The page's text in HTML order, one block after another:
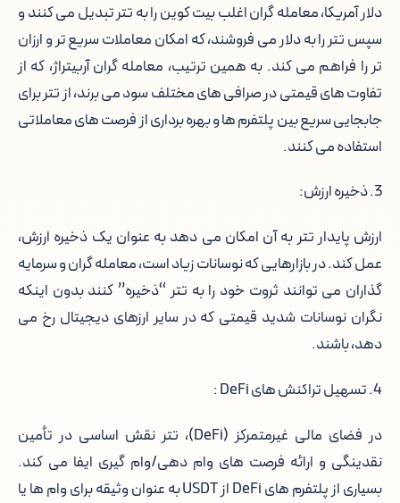
دلار آمریکا، معامله گران اغلب بیت کوین را به تتر تبدیل می کنند و
سپس تتر را به دلار می فروشند، که امکان معاملات سریع تر و ارزان
تر را فراهم می کند. به همین ترتیب، معامله گران آربیتراژ، که از
تفاوت های قیمتی در صرافی های مختلف سود می برند، از تتر برای
جابجایی سریع بین پلتفرم ها و بهره برداری از فرصت های معاملاتی
استفاده می کنند.
3. ذخیره ارزش:
ارزش پایدار تتر به آن امکان می دهد به عنوان یک ذخیره ارزش،
عمل کند. در بازارهایی که نوسانات زیاد است، معامله گران و سرمایه
گذاران می توانند ثروت خود را به تتر “ذخیره” کنند بدون اینکه
نگران نوسانات شدید قیمتی که در سایر ارزهای دیجیتال رخ می
دهد، باشند.
4. تسهیل تراکنش های DeFi :
در فضای مالی غیرمتمرکز (DeFi)، تتر نقش اساسی در تأمین
نقدینگی و ارائه فرصت های وام دهی/وام گیری ایفا می کند.
بسیاری از پلتفرم های DeFi از USDT به عنوان وثیقه برای وام ها یا